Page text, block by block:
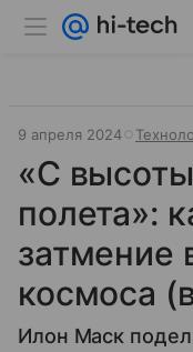
9 апреля 2024
«С
полета»:
затмение
космоса
Илон Маск